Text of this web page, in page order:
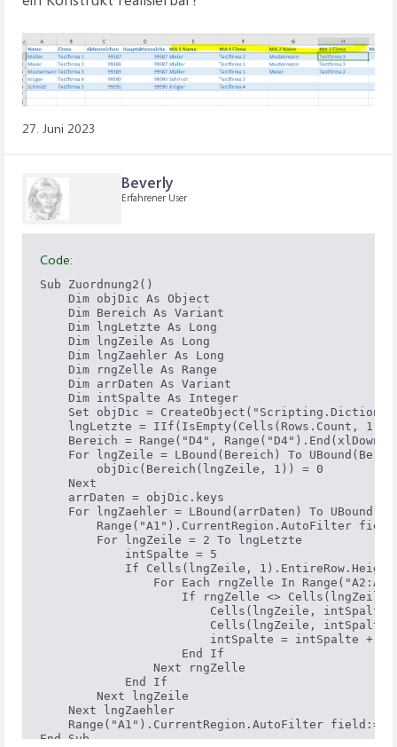
27. Juni 2023
Beverly
Erfahrener User
Code:
Sub Zuordnung2()
    Dim objDic As Object
    Dim Bereich As Variant
    Dim lngLetzte As Long
    Dim lngZeile As Long
    Dim lngZaehler As Long
    Dim rngZelle As Range
    Dim arrDaten As Variant
    Dim intSpalte As Integer
Set objDic =
lngLetzte = IIf(IsEmpty(Cells(Rows.Count,
    Bereich = Range("D4", Range("D4").End(xlDown))
For lngZeile = LBound(Bereich) To
        objDic(Bereich(lngZeile, 1)) = 0
    Next
    arrDaten = objDic.keys
For lngZaehler = LBound(arrDaten) To
Range("A1").CurrentRegion.AutoFilter
        For lngZeile = 2 To lngLetzte
            intSpalte = 5
If Cells(lngZeile,
For Each rngZelle In Range("A2:A"
If rngZelle <>
Cells(lngZeile,
Cells(lngZeile, intSpalte
                        intSpalte = intSpalte + 2
                    End If
                Next rngZelle
            End If
        Next lngZeile
    Next lngZaehler
    Range("A1").CurrentRegion.AutoFilter field:=4
End Sub